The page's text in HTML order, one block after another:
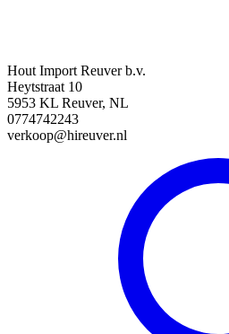
Hout Import Reuver b.v.
Heytstraat 10
5953 KL Reuver, NL
0774742243
verkoop@hireuver.nl